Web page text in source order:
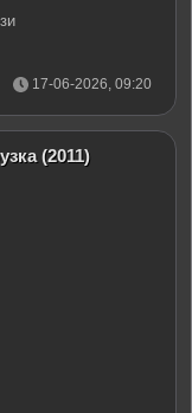
17-06-2026, 09:20
(2011)